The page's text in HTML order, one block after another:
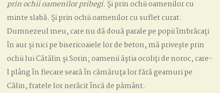
prin ochii oamenilor pribegi. Și prin ochii oamenilor cu
minte slabă. Și prin ochii oamenilor cu suflet curat.
Dumnezeul meu, care nu dă două parale pe popii îmbrăcați
în aur și nici pe bisericoaiele lor de beton, mă privește prin
ochii lui Cătălin și Sorin; oamenii ăștia ocoliți de noroc, care-
l plâng în fiecare seară în cămăruța lor fără geamuri pe
Călin, fratele lor nerăcit încă de pământ.